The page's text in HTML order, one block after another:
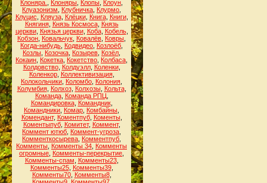
Клоняра.
Клоняры Клопы Клоун
Клуазонизм
Клубничка Клурмо
Клуцис
Кляуза, Клёцки, Книга, Книги,
Княгиня, Князь Космоса, Князь
церкви, Князья церкви, Коба, Кобель,
Кобзон Ковальчук Ковалёв Ковры
Когда-нибудь Кодвидео Козлоёб
Козлы Козочка Козырев Козёл
Кокаин Кокетка Кокетство Колбаса
Колдовство, Колдуэлл, Коленки,
Коленкор, Коллективизация,
Колокольчики Коломбо Колония
Колумбия, Колхоз, Колхозы, Кольта,
Команда, Команда РПЦ
Командировка, Командник,
Командники Комар Комбайны
Комендант, Коментпуб, Коменты,
Коментыпуб, Комитет, Коммент,
Коммент ютюб Коммент-угроза
Комменткосырева Комментпуб
Комменты Комменты 34 Комменты
огромные Комменты-перекрытие
Комменты-спам
Комменты23,
Комменты25, Комменты39,
Комменты70, Комменты8,